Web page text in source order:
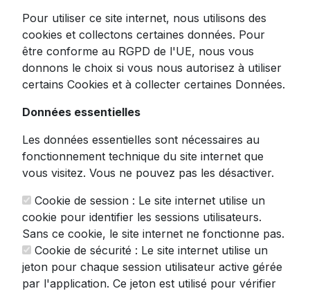
Vert & Blanc
Transformez votre expérience culinaire avec
MEILEYI, l'allié indispensable des chefs
mécanique nouvelle génération vous permet
d'obtenir des coupes parfaites avec une
précision millimétrique ajustable de 1 à 9 mm.
Cette trancheuse multifonction excelle dans
sa polyvalence, capable de transformer avec
facilité :
Légumes frais en julienne délicate
Fruits en tranches uniformes
Pour utiliser ce site internet, nous utilisons des
cookies et collectons certaines données. Pour
être conforme au RGPD de l'UE, nous vous
donnons le choix si vous nous autorisez à utiliser
certains Cookies et à collecter certaines Données.
Données essentielles
Les données essentielles sont nécessaires au
fonctionnement technique du site internet que
vous visitez. Vous ne pouvez pas les désactiver.
Cookie de session : Le site internet utilise un
cookie pour identifier les sessions utilisateurs.
Sans ce cookie, le site internet ne fonctionne pas.
Cookie de sécurité : Le site internet utilise un
jeton pour chaque session utilisateur active gérée
par l'application. Ce jeton est utilisé pour vérifier